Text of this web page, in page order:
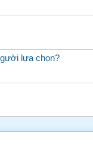
lựa chọn?